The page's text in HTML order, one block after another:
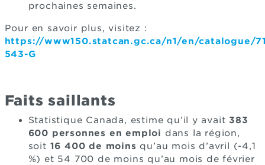
prochaines semaines.
Pour en savoir plus, visitez :
https://www150.statcan.gc.ca/n1/en/catalogue/
543-G
Faits saillants
Statistique Canada, estime qu’il y avait 383
600 personnes en emploi dans la région,
soit 16 400 de moins qu’au mois d’avril (-4,1
%) et 54 700 de moins qu’au mois de février